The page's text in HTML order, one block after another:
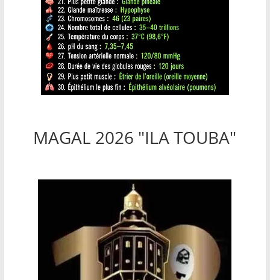
MAGAL 2026 "ILA TOUBA"